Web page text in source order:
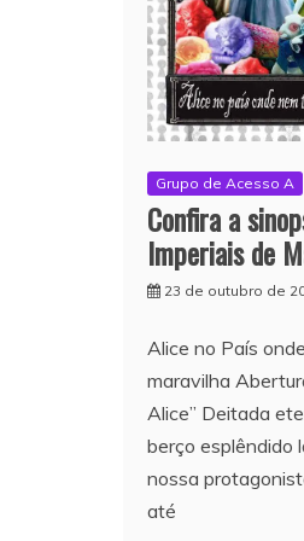
Grupo de Acesso A
Confira a
Imperiais de
23 de outubro de
Alice no País
maravilha
Alice” Deitada
berço esplêndido
nossa
até